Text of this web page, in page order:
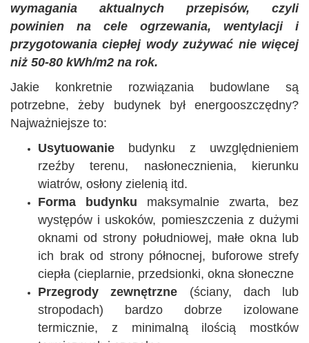
wymagania aktualnych przepisów, czyli
powinien na cele ogrzewania, wentylacji i
przygotowania ciepłej wody zużywać nie więcej
niż 50-80 kWh/m2 na rok.
Jakie konkretnie rozwiązania budowlane są
potrzebne, żeby budynek był energooszczędny?
Najważniejsze to:
Usytuowanie budynku z uwzględnieniem
rzeźby terenu, nasłonecznienia, kierunku
wiatrów, osłony zielenią itd.
Forma budynku maksymalnie zwarta, bez
występów i uskoków, pomieszczenia z dużymi
oknami od strony południowej, małe okna lub
ich brak od strony północnej, buforowe strefy
ciepła (cieplarnie, przedsionki, okna słoneczne
Przegrody zewnętrzne (ściany, dach lub
stropodach) bardzo dobrze izolowane
termicznie, z minimalną ilością mostków